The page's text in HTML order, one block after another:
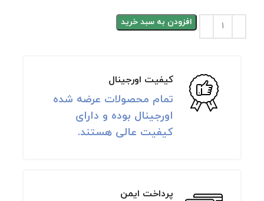
افزودن به سبد خرید
کیفیت اورجینال
تمام محصولات عرضه شده
اورجینال بوده و دارای
کیفیت عالی هستند.
پرداخت ایمن